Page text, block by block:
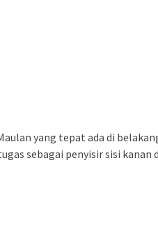
yang tepat ada di
sebagai penyisir sisi kanan